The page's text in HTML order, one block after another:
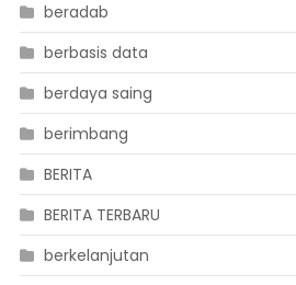
beradab
berbasis data
berdaya saing
berimbang
BERITA
BERITA TERBARU
berkelanjutan